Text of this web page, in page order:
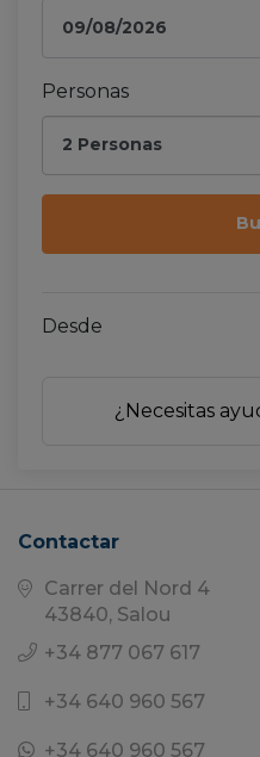
Personas
2 Personas
Desde
¿Necesitas
Contactar
Carrer del Nord 4
43840, Salou
+34 877 067 617
+34 640 960 567
+34 640 960 567